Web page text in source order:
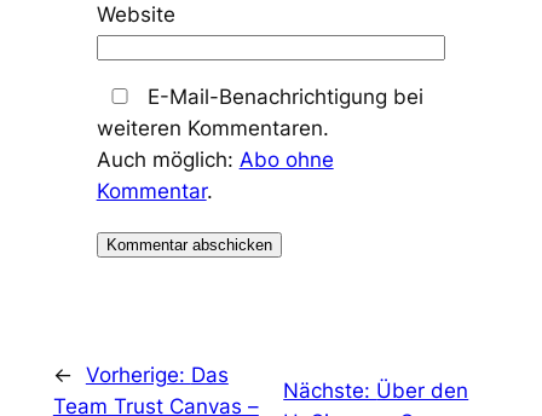
Website
E-Mail-Benachrichtigung bei
weiteren Kommentaren.
Auch möglich: Abo ohne
Kommentar.
← Vorherige: Das
Team Trust Canvas –
Nächste: Über den